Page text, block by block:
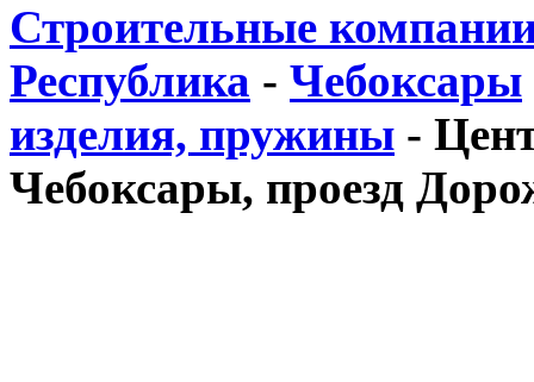
Строительные
Республика - Чебоксары
изделия, пружины -
Чебоксары, проезд